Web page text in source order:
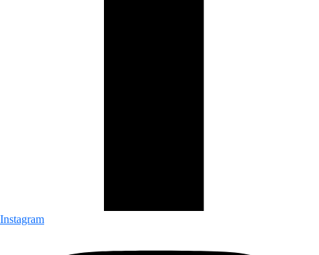
Instagram